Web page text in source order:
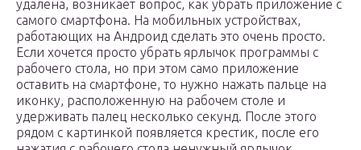
удалена, возникает вопрос, как убрать приложение с
самого смартфона. На мобильных устройствах,
работающих на Андроид сделать это очень просто.
Если хочется просто убрать ярлычок программы с
рабочего стола, но при этом само приложение
оставить на смартфоне, то нужно нажать пальце на
иконку, расположенную на рабочем столе и
удерживать палец несколько секунд. После этого
рядом с картинкой появляется крестик, после его